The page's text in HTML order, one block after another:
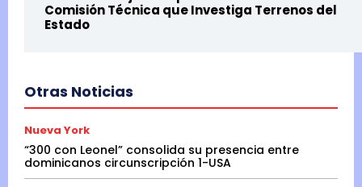
Comisión Técnica que Investiga Terrenos del
Estado
Otras Noticias
Nueva York
“300 con Leonel” consolida su presencia entre
dominicanos circunscripción 1-USA